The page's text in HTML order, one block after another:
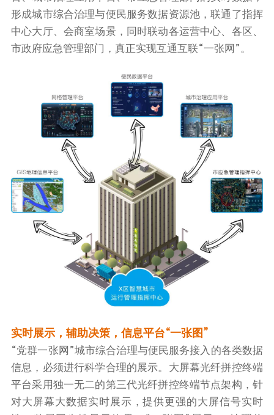
形成城市综合治理与便民服务数据资源池，联通了指挥
中心大厅、会商室场景，同时联动各运营中心、各区、
市政府应急管理部门，真正实现互通互联“一张网”。
实时展示，辅助决策，信息平台“一张图”
“党群一张网”城市综合治理与便民服务接入的各类数据
信息，必须进行科学合理的展示。大屏幕光纤拼控终端
平台采用独一无二的第三代光纤拼控终端节点架构，针
对大屏幕大数据实时展示，提供更强的大屏信号实时